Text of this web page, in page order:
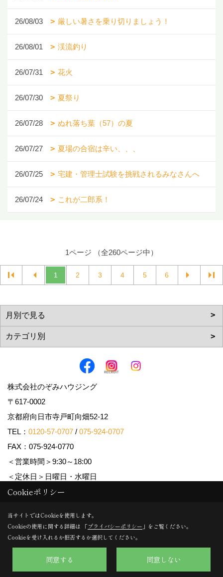
26/08/03 厳しい暑さを乗り切りましょう！
26/08/01 渓流釣り
26/07/31 花火
26/07/30 夏祭り
26/07/28 ぬれ落ち葉（57）の夏
26/07/27 夏場の合宿は辛い、、、
26/07/25 宅建・管理士試験を挑戦されるみなさんへ
26/07/24 これが二郎系！
1ページ （全260ページ中）
1 2 3 4 5 6
株式会社のぞみハウジング
〒617-0002
京都府向日市寺戸町向畑52-12
TEL： 0120-57-0707 / 075-924-0707
FAX：075-924-0770
＜営業時間＞9:30～18:00
＜定休日＞日曜日・水曜日
Copyright (c) Nozomi Housing. All Rights Reserved.
Produced byゴデスクリエイト
Cookieポリシー
当サイトではCookieを使用します。
Cookieの使用に関する詳細は 「プライバシーポリシー 」をご覧ください。
Cookieを受け入れるか拒否するか選択してください。
同意する 同意しない